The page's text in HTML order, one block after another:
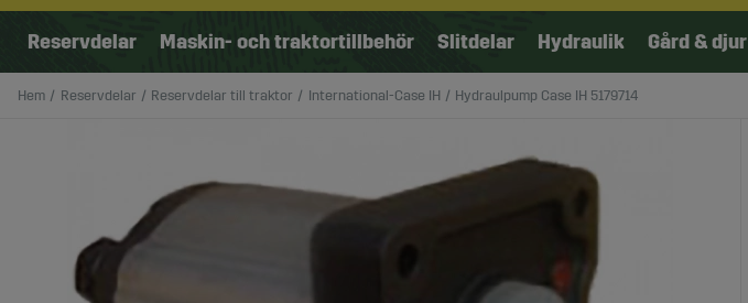
Reservdelar Maskin- och traktortillbehör Slitdelar Hydraulik Gård & djur
Hem Reservdelar Reservdelar till traktor International-Case IH Hydraulpump Case IH 5179714